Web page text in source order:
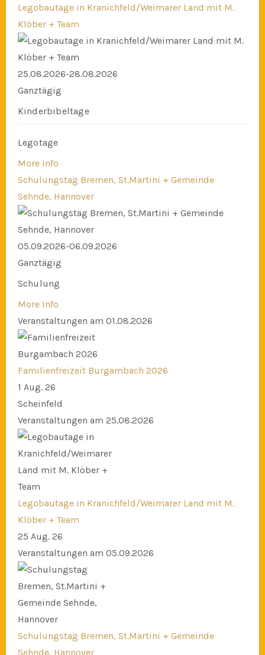
Legobautage in Kranichfeld/Weimarer Land mit M.
Klöber + Team
25.08.2026-28.08.2026
Ganztägig
Kinderbibeltage
Legotage
More Info
Schulungstag Bremen, St.Martini + Gemeinde
Sehnde, Hannover
05.09.2026-06.09.2026
Ganztägig
Schulung
More Info
Veranstaltungen am 01.08.2026
Familienfreizeit Burgambach 2026
1 Aug. 26
Scheinfeld
Veranstaltungen am 25.08.2026
Legobautage in Kranichfeld/Weimarer Land mit M.
Klöber + Team
25 Aug. 26
Veranstaltungen am 05.09.2026
Schulungstag Bremen, St.Martini + Gemeinde
Sehnde, Hannover